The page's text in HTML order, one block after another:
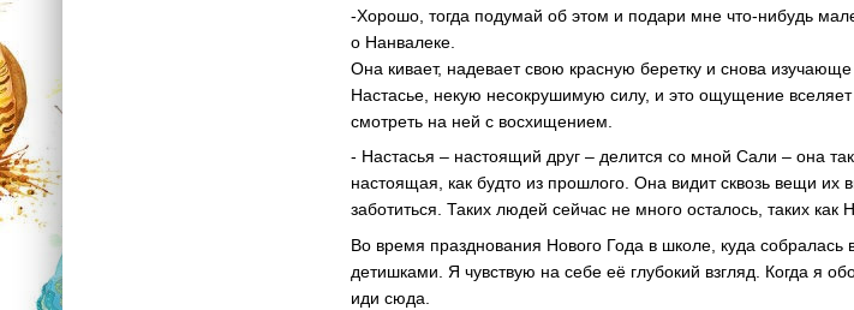
-Хорошо, тогда подумай об этом и подари мне что-нибудь
о Нанвалеке.
Она кивает, надевает свою красную беретку и снова
Настасье, некую несокрушимую силу, и это ощущение
смотреть на ней с восхищением.
- Настасья – настоящий друг – делится со мной Сали – она
настоящая, как будто из прошлого. Она видит сквозь вещи их
заботиться. Таких людей сейчас не много осталось, таких как
Во время празднования Нового Года в школе, куда собралась
детишками. Я чувствую на себе её глубокий взгляд. Когда я
иди сюда.